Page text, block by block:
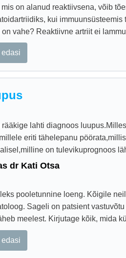
mis on alanud reaktiivsena, võib
kui immuunsüsteemis
on vahe? Reaktiivne artriit ei
edasi
rääkige lahti diagnoos
eriti tähelepanu
on tulevikuprognoos
dr Kati Otsa
pooletunnine loeng. Kõigile
Sageli on patsient
meelest. Kirjutage kõik, mida
edasi